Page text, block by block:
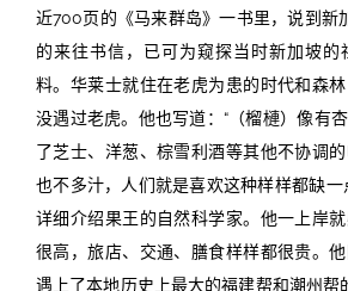
近700页的《马来群岛》一书里，说到新
的来往书信，已可为窥探当时新加坡的
料。华莱士就住在老虎为患的时代和森
没遇过老虎。他也写道：“（榴槤）像有
了芝士、洋葱、棕雪利酒等其他不协调
也不多汁，人们就是喜欢这种样样都缺一
详细介绍果王的自然科学家。他一上岸
很高，旅店、交通、膳食样样都很贵。
遇上了本地历史上最大的福建帮和潮州帮